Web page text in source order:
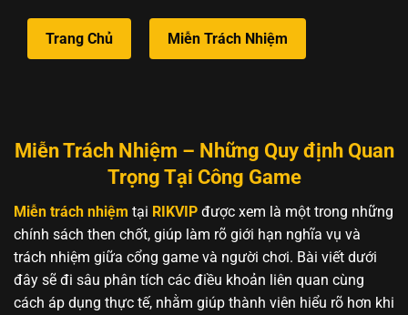
Trang Chủ Miễn Trách Nhiệm
Miễn Trách Nhiệm – Những Quy định Quan
Trọng Tại Công Game
Miễn trách nhiệm tại RIKVIP được xem là một trong những
chính sách then chốt, giúp làm rõ giới hạn nghĩa vụ và
trách nhiệm giữa cổng game và người chơi. Bài viết dưới
đây sẽ đi sâu phân tích các điều khoản liên quan cùng
cách áp dụng thực tế, nhằm giúp thành viên hiểu rõ hơn khi